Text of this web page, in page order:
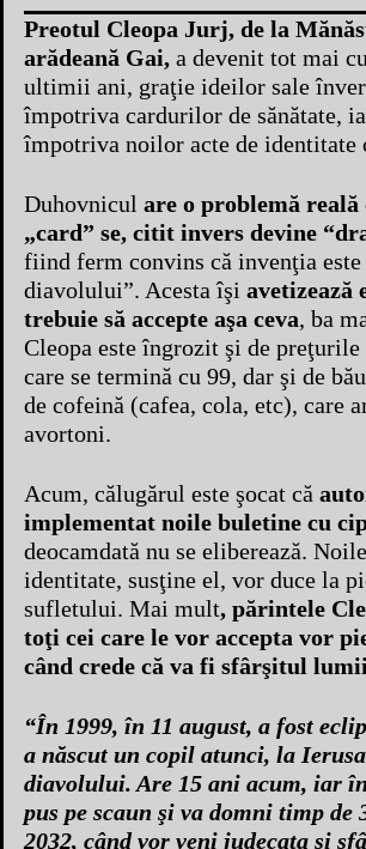
Preotul Cleopa Jurj, de la
arădeană Gai, a devenit tot mai
ultimii ani, graţie ideilor sale
împotriva cardurilor de sănătate,
împotriva noilor acte de identitate
Duhovnicul are o problemă
„card” se, citit invers devine
fiind ferm convins că invenţia este
diavolului”. Acesta îşi avetizează
trebuie să accepte aşa ceva, ba
Cleopa este îngrozit şi de
care se termină cu 99, dar şi de
de cofeină (cafea, cola, etc), care
avortoni.
Acum, călugărul este şocat că
implementat noile buletine cu
deocamdată nu se eliberează.
identitate, susţine el, vor duce la
sufletului. Mai mult, părintele
toţi cei care le vor accepta vor
când crede că va fi sfârşitul
“În 1999, în 11 august, a fost
a născut un copil atunci, la
diavolului. Are 15 ani acum, iar
pus pe scaun şi va domni timp de
2032, când vor veni judecata şi